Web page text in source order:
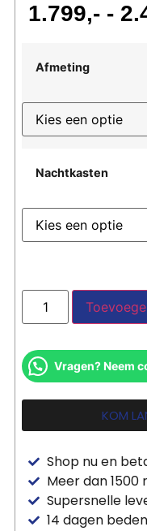
1.799 -
Afmeting
Nachtkasten
Vragen? Neem
KOM
Shop nu en
Meer dan 1500
Supersnelle
14 dagen